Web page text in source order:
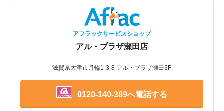
アフラックサービスショップ
アル・プラザ瀬田店
滋賀県大津市月輪1-3-8 アル・プラザ瀬田3F
0120-140-389へ電話する